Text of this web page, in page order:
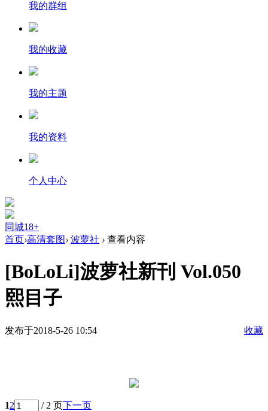
我的群组
我的收藏
我的主题
我的资料
个人中心
同城18+
首页›高清套图› 波萝社 › 查看内容
[BoLoLi]波萝社新刊 Vol.050
熙目子
发布于2018-5-26 10:54 收藏
12 / 2 页下一页